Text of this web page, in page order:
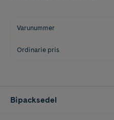
Varunummer
Ordinarie pris
Bipacksedel